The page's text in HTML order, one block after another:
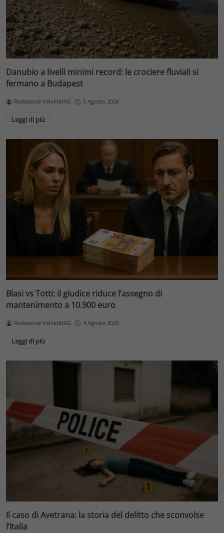
Danubio a livelli minimi record: le crociere fluviali si
fermano a Budapest
Redazione VelvetMAG 5 Agosto 2026
Leggi di più
Blasi vs Totti: il giudice riduce l’assegno di
mantenimento a 10.900 euro
Redazione VelvetMAG 4 Agosto 2026
Leggi di più
Il caso di Avetrana: la storia del delitto che sconvolse
l’Italia